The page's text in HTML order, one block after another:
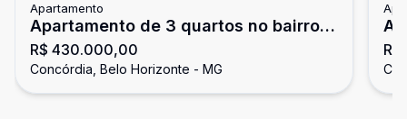
Apartamento
Apartamento de 3 quartos no bairro
Concórdia
R$ 430.000,00
Concórdia, Belo Horizonte - MG